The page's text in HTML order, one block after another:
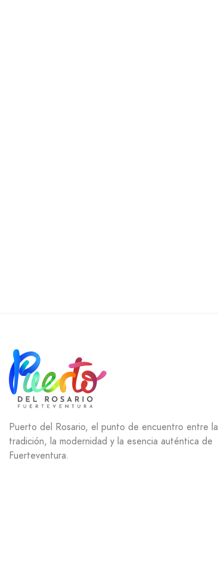
Puerto del Rosario, el punto de encuentro entre la
tradición, la modernidad y la esencia auténtica de
Fuerteventura.